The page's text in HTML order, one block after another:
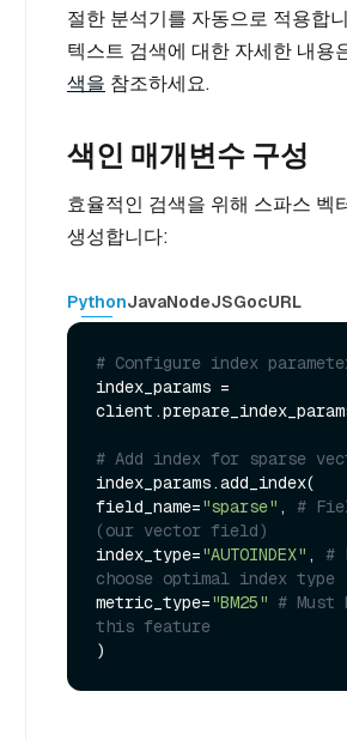
절한 분석기를 자동으로 적용합
텍스트 검색에 대한 자세한 내용
색을 참조하세요.
색인 매개변수 구성
효율적인 검색을 위해 스파스 벡
생성합니다:
PythonJavaNodeJSGocURL
# Configure index
index_params =
# Add index for sparse
index_params.add_index(
field_name="sparse" , #
(our vector field)
index_type="AUTOINDEX" , #
choose optimal index type
metric_type="BM25" # Must
this feature